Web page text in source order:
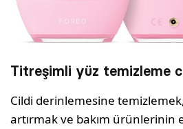
Titreşimli yüz temizleme
Cildi derinlemesine temizlemek,
artırmak ve bakım ürünlerinin